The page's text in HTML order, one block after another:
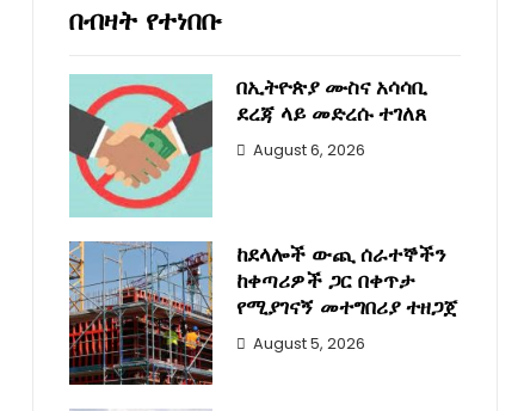
በብዛት የተነበቡ
በኢትዮጵያ ሙስና አሳሳቢ
ደረጃ ላይ መድረሱ ተገለጸ
August 6, 2026
ከደላሎች ውጪ ሰራተኞችን
ከቀጣሪዎች ጋር በቀጥታ
የሚያገናኝ መተግበሪያ ተዘጋጀ
August 5, 2026